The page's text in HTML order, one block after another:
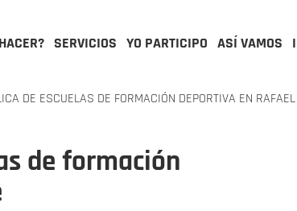
SERVICIOS YO PARTICIPO ASÍ VAMOS
DE ESCUELAS DE FORMACIÓN DEPORTIVA EN
de formación